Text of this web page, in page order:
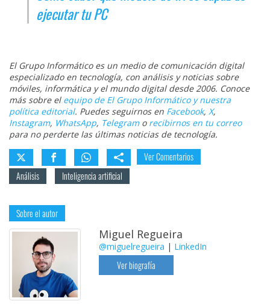
ejecutar tu PC
El Grupo Informático es un medio de comunicación digital
especializado en tecnología, con análisis y noticias sobre
móviles, informática y el mundo digital desde 2006. Conoce
más sobre el equipo de El Grupo Informático y nuestra
política editorial. Puedes seguirnos en Facebook, X,
Instagram, WhatsApp, Telegramo recibirnos en tu correo
para no perderte las últimas noticias de tecnología.
Ver Comentarios
Análisis
Inteligencia artificial
Sobre el autor
Miguel Regueira
@miguelregueira | LinkedIn
Ver biografía